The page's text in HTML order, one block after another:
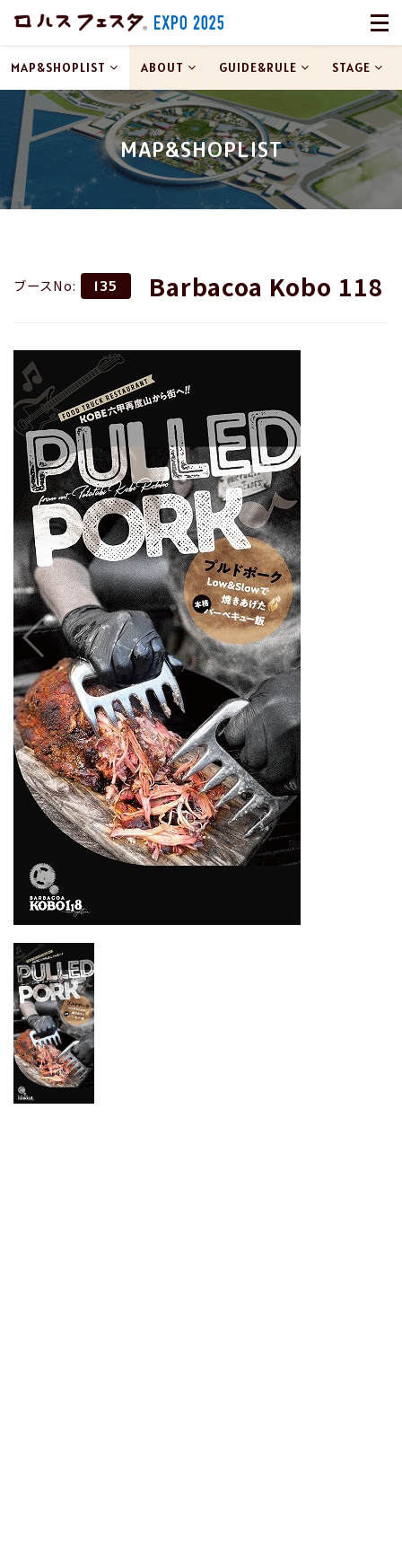
MAP&SHOPLIST
MAP&SHOPLIST ABOUT GUIDE&RULE STAGE
ブースNo: 135 Barbacoa Kobo 118